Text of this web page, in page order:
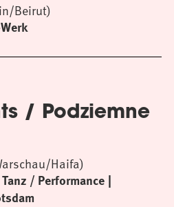
Beirut)
/ Podziemne
Tanz / Performance
Haifa)